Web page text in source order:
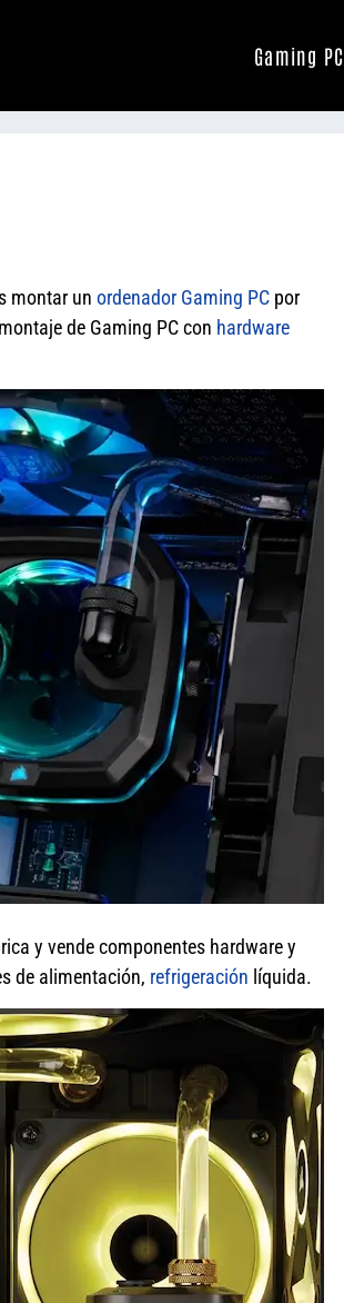
Gaming PC
montar un ordenador Gaming PC por
de Gaming PC con hardware
y vende componentes hardware y
de alimentación, refrigeración líquida.